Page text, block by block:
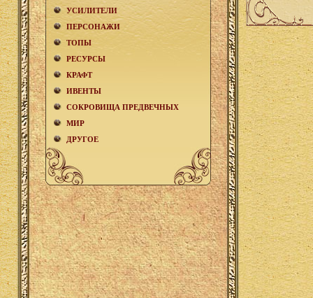
УСИЛИТЕЛИ
ПЕРСОНАЖИ
ТОПЫ
РЕСУРСЫ
КРАФТ
ИВЕНТЫ
СОКРОВИЩА ПРЕДВЕЧНЫХ
МИР
ДРУГОЕ